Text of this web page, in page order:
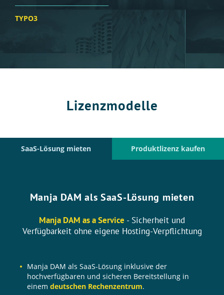
TYPO3
Lizenzmodelle
SaaS-Lösung mieten Produktlizenz kaufen
Manja DAM als SaaS-Lösung mieten
Manja DAM as a Service - Sicherheit und
Verfügbarkeit ohne eigene Hosting-Verpflichtung
Manja DAM als SaaS-Lösung inklusive der
hochverfügbaren und sicheren Bereitstellung in
einem deutschen Rechenzentrum.